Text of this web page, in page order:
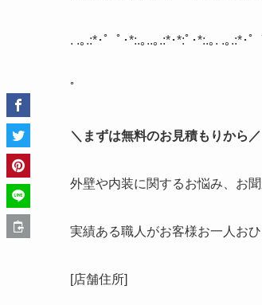
. .｡ .:*･゜ﾟ･*:.｡ ..｡ .:*･*:ﾟ･*:.｡ . .｡ .:*･
ﾟ
＼まずは無料のお見積もりから／
外壁や内装に関するお悩み、お聞
実績ある職人がお客様お一人お
[店舗住所]